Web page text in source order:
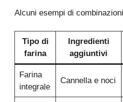
Alcuni esempi di
Tipo di
farina
Ingredienti
aggiuntivi
Farina
integrale
Cannella e noci